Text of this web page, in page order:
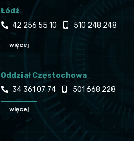
Łódź
42 256 55 10 510 248 248
więcej
Oddział Częstochowa
34 361 07 74 501 668 228
więcej